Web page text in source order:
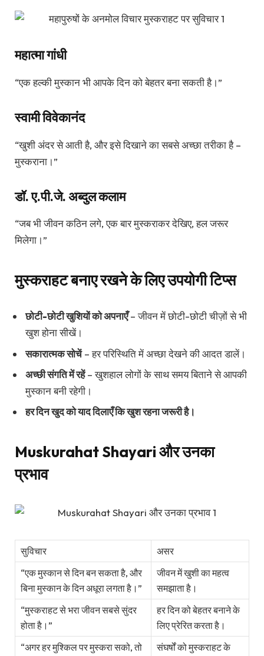
महात्मा गांधी
“एक हल्की मुस्कान भी आपके दिन को बेहतर बना सकती है।”
स्वामी विवेकानंद
“खुशी अंदर से आती है, और इसे दिखाने का सबसे अच्छा तरीका है –
मुस्कराना।”
डॉ. ए.पी.जे. अब्दुल कलाम
“जब भी जीवन कठिन लगे, एक बार मुस्कराकर देखिए, हल जरूर
मिलेगा।”
मुस्कराहट बनाए रखने के लिए उपयोगी टिप्स
छोटी-छोटी खुशियों को अपनाएँ– जीवन में छोटी-छोटी चीज़ों से भी
खुश होना सीखें।
सकारात्मक सोचें– हर परिस्थिति में अच्छा देखने की आदत डालें।
अच्छी संगति में रहें– खुशहाल लोगों के साथ समय बिताने से आपकी
मुस्कान बनी रहेगी।
हर दिन खुद को याद दिलाएँ कि खुश रहना जरूरी है।
Muskurahat Shayari और उनका
प्रभाव
सुविचार
असर
“एक मुस्कान से दिन बन सकता है, और
बिना मुस्कान के दिन अधूरा लगता है।”
जीवन में खुशी का महत्व
समझाता है।
“मुस्कराहट से भरा जीवन सबसे सुंदर
होता है।”
हर दिन को बेहतर बनाने के
लिए प्रेरित करता है।
“अगर हर मुश्किल पर मुस्करा सको, तो
संघर्षों को मुस्कराहट के